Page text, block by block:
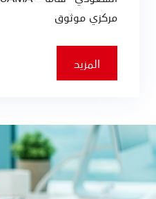
مركزي موثوق
المزيد